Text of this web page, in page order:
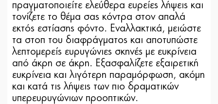
πραγματοποιείτε ελεύθερα ευρείες λήψεις και
τονίζετε το θέμα σας κόντρα στον απαλά
εκτός εστίασης φόντο. Εναλλακτικά, μειώστε
τα στοπ του διαφράγματος και αποτυπώστε
λεπτομερείς ευρυγώνιες σκηνές με ευκρίνεια
από άκρη σε άκρη. Εξασφαλίζετε εξαιρετική
ευκρίνεια και λιγότερη παραμόρφωση, ακόμη
και κατά τις λήψεις των πιο δραματικών
υπερευρυγώνιων προοπτικών.